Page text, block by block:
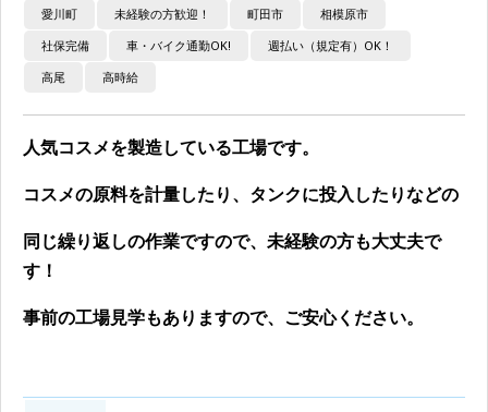
愛川町
未経験の方歓迎！ 町田市
相模原市
社保完備
車・バイク通勤OK!
週払い（規定有）OK！
高尾
高時給
人気コスメを製造している工場です。
コスメの原料を計量したり、タンクに投入したりなどの
同じ繰り返しの作業ですので、未経験の方も大丈夫で
す！
事前の工場見学もありますので、ご安心ください。